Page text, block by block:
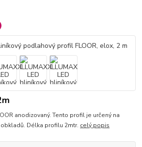
anodizovaný. Tento profil je určený na
Délka profilu 2mtr. celý popis